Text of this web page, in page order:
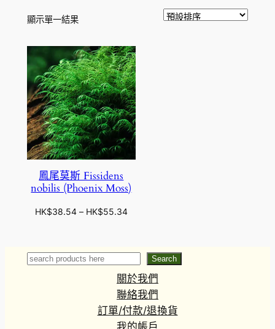
顯示單一結果
鳳尾莫斯 Fissidens
nobilis (Phoenix Moss)
HK$38.54 – HK$55.34價
圍
：
H
K
$
3
Search Search
關於我們
聯絡我們
訂單/付款/退換貨
我的帳戶